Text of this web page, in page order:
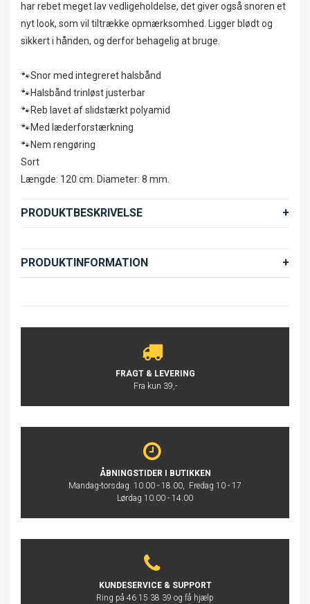
har rebet meget lav vedligeholdelse, det giver også snoren et
nyt look, som vil tiltrække opmærksomhed. Ligger blødt og
sikkert i hånden, og derfor behagelig at bruge.
🐾Snor med integreret halsbånd
🐾Halsbånd trinløst justerbar
🐾Reb lavet af slidstærkt polyamid
🐾Med læderforstærkning
🐾Nem rengøring
Sort
Længde: 120 cm. Diameter: 8 mm.
PRODUKTBESKRIVELSE
PRODUKTINFORMATION
FRAGT & LEVERING
Fra kun 39,-
ÅBNINGSTIDER I BUTIKKEN
Mandag-torsdag 10.00 - 18.00, Fredag 10 - 17
Lørdag 10.00 - 14.00
KUNDESERVICE & SUPPORT
Ring på 46 15 38 39 og få hjælp